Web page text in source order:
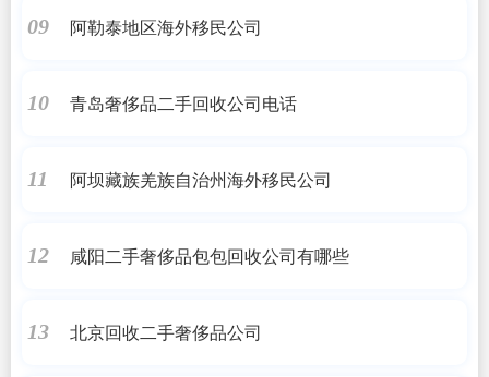
09 阿勒泰地区海外移民公司
10 青岛奢侈品二手回收公司电话
11 阿坝藏族羌族自治州海外移民公司
12 咸阳二手奢侈品包包回收公司有哪些
13 北京回收二手奢侈品公司